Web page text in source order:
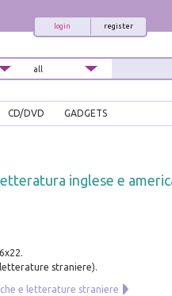
register
login
CD/DVD GADGETS
inglese e
straniere).
e letterature straniere